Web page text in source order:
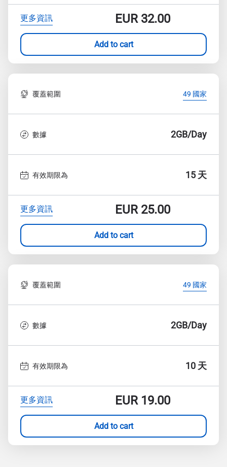
更多資訊 EUR32.00
Add to cart
覆蓋範圍 49 國家
數據 2GB/Day
有效期限為 15 天
更多資訊 EUR25.00
Add to cart
覆蓋範圍 49 國家
數據 2GB/Day
有效期限為 10 天
更多資訊 EUR19.00
Add to cart